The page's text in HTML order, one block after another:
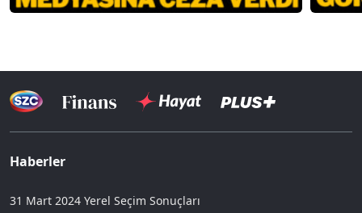
Haberler
31 Mart 2024 Yerel Seçim Sonuçları